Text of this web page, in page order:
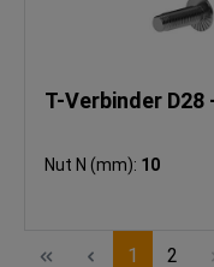
T-Verbinder
Nut N (mm): 10
Seite
1 Seite
2